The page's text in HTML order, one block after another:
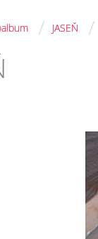
/ JASEŇ /